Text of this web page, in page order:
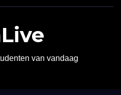
van vandaag